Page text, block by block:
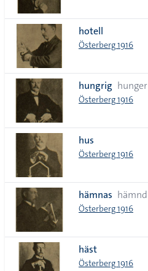
hotell
Österberg 1916
hungrig hunger
Österberg 1916
hus
Österberg 1916
hämnas hämnd
Österberg 1916
häst
Österberg 1916